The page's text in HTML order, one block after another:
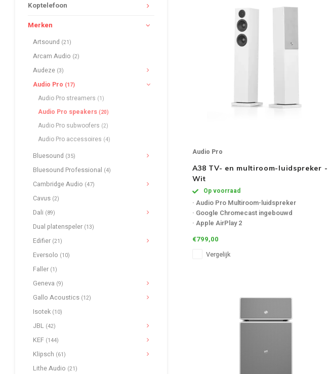
Koptelefoon
Merken
Artsound (21)
Arcam Audio (2)
Audeze (3)
Audio Pro (17)
Audio Pro streamers (1)
Audio Pro speakers (20)
Audio Pro subwoofers (2)
Audio Pro accessoires (4)
Bluesound (35)
Bluesound Professional (4)
Cambridge Audio (47)
Cavus (2)
Dali (89)
Dual platenspeler (13)
Edifier (21)
Eversolo (10)
Faller (1)
Geneva (9)
Gallo Acoustics (12)
Isotek (10)
JBL (42)
KEF (144)
Klipsch (61)
Lithe Audio (21)
Audio Pro
A38 TV- en multiroom-luidspreker -
Wit
Op voorraad
· Audio Pro Multiroom-luidspreker
· Google Chromecast ingebouwd
· Apple AirPlay 2
Line in 1 x optische digitale TOSLINK (alleen
PCM), 1 x ARC/TV.
€799,00
Vergelijk